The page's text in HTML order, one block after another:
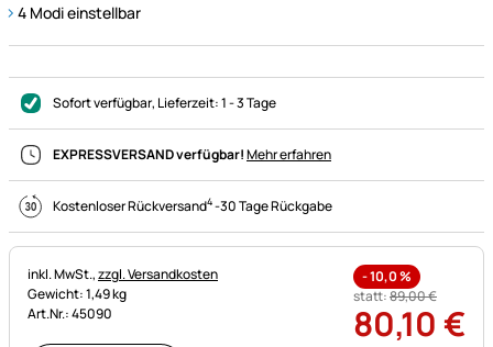
4 Modi einstellbar
Sofort verfügbar, Lieferzeit:1 - 3 Tage
EXPRESSVERSAND verfügbar!Mehr erfahren
Kostenloser Rückversand4-30 Tage Rückgabe
Steuerhinweis:
inkl. MwSt.,zzgl. Versandkosten
Gewicht: 1,49 kg
Art.Nr.: 45090
-10,0%
statt:89,00€
80,10 €